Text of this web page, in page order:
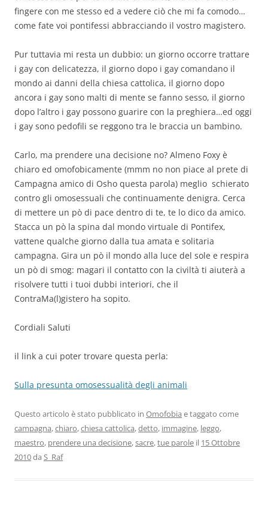
fingere con me stesso ed a vedere ciò che mi fa comodo…
come fate voi pontifessi abbracciando il vostro magistero.
Pur tuttavia mi resta un dubbio: un giorno occorre trattare
i gay con delicatezza, il giorno dopo i gay comandano il
mondo ai danni della chiesa cattolica, il giorno dopo
ancora i gay sono malti di mente se fanno sesso, il giorno
dopo l’altro i gay possono guarire con la preghiera…ed oggi
i gay sono pedofili se reggono tra le braccia un bambino.
Carlo, ma prendere una decisione no? Almeno Foxy è
chiaro ed omofobicamente (mmm no non piace al prete di
Campagna amico di Osho questa parola) meglio schierato
contro gli omosessuali che continuamente denigra. Cerca
di mettere un pò di pace dentro di te, te lo dico da amico.
Stacca un pò la spina dal mondo virtuale di Pontifex,
vattene qualche giorno dalla tua amata e solitaria
campagna. Gira un pò il mondo alla luce del sole e respira
un pò di smog: magari il contatto con la civiltà ti aiuterà a
risolvere tutti i tuoi dubbi interiori, che il
ContraMa(l)gistero ha sopito.
Cordiali Saluti
il link a cui poter trovare questa perla:
Sulla presunta omosessualità degli animali
Questo articolo è stato pubblicato in Omofobia e taggato come
campagna,chiaro,chiesa cattolica,detto, immagine, leggo,
maestro, prendere una decisione,sacre,tue parole il 15 Ottobre
2010da S_Raf